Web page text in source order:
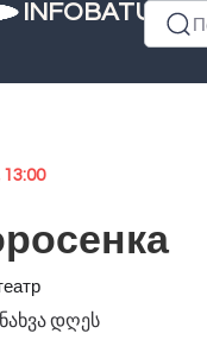
INFOBATUMI.GE
ნახვა დღეს